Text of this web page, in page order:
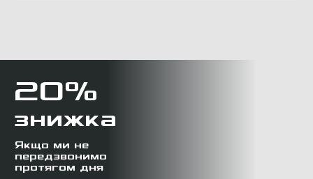
20%
знижка
Якщо ми не
передзвонимо
протягом дня